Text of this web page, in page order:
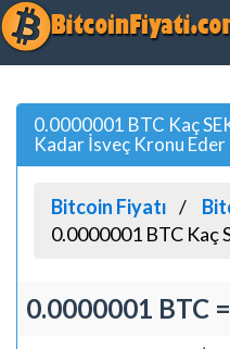
0.0000001 BTC Kaç
Kadar İsveç Kronu Eder
Bitcoin Fiyatı
0.0000001 BTC Kaç
0.0000001 BTC